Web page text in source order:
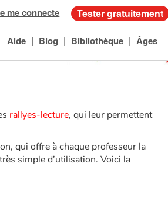
me connecte Tester gratuitement
Aide | Blog | Bibliothèque | Âges
rallyes-lecture, qui leur permettent
qui offre à chaque professeur la
simple d’utilisation. Voici la